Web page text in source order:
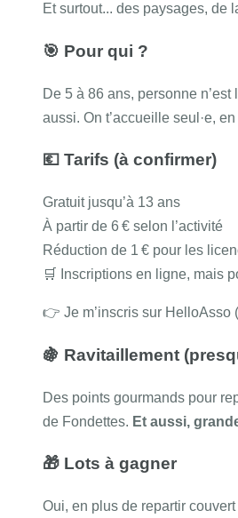
Et surtout... des paysages, de
🎯 Pour qui ?
De 5 à 86 ans, personne
aussi. On t’accueille seul·e,
💶 Tarifs (à confirmer)
Gratuit jusqu’à 13 ans
À partir de 6 € selon l’activité
Réduction de 1 € pour les
🛒 Inscriptions en ligne, mais
👉 Je m’inscris sur HelloAsso
🍇 Ravitaillement
Des points gourmands pour
de Fondettes. Et aussi,
🎁 Lots à gagner
Oui, en plus de repartir